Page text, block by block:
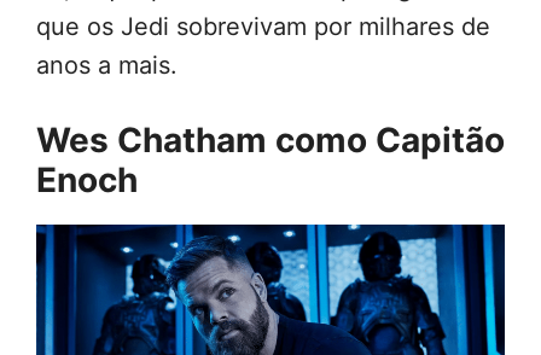
que os Jedi sobrevivam por milhares de
anos a mais.
Wes Chatham como Capitão
Enoch